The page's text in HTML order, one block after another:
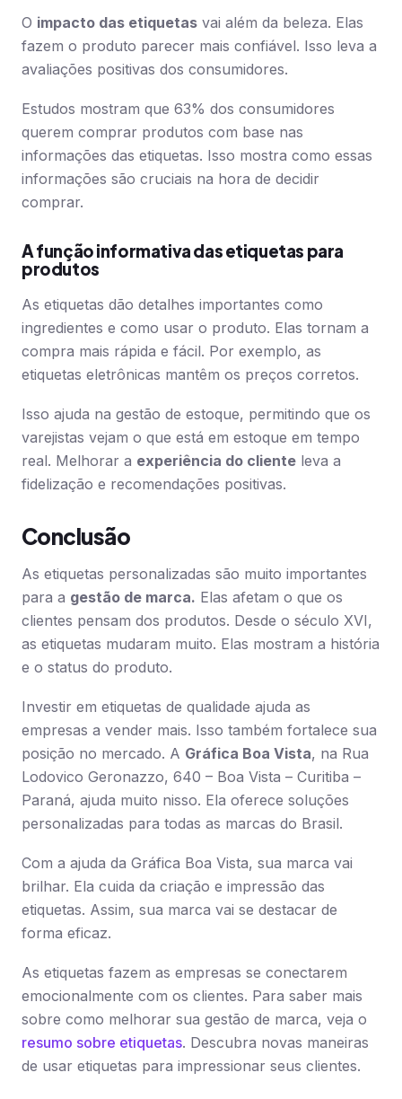
O impacto das etiquetas vai além da beleza. Elas
fazem o produto parecer mais confiável. Isso leva a
avaliações positivas dos consumidores.
Estudos mostram que 63% dos consumidores
querem comprar produtos com base nas
informações das etiquetas. Isso mostra como essas
informações são cruciais na hora de decidir
comprar.
A função informativa das etiquetas para
produtos
As etiquetas dão detalhes importantes como
ingredientes e como usar o produto. Elas tornam a
compra mais rápida e fácil. Por exemplo, as
etiquetas eletrônicas mantêm os preços corretos.
Isso ajuda na gestão de estoque, permitindo que os
varejistas vejam o que está em estoque em tempo
real. Melhorar a experiência do cliente leva a
fidelização e recomendações positivas.
Conclusão
As etiquetas personalizadas são muito importantes
para a gestão de marca. Elas afetam o que os
clientes pensam dos produtos. Desde o século XVI,
as etiquetas mudaram muito. Elas mostram a história
e o status do produto.
Investir em etiquetas de qualidade ajuda as
empresas a vender mais. Isso também fortalece sua
posição no mercado. A Gráfica Boa Vista, na Rua
Lodovico Geronazzo, 640 – Boa Vista – Curitiba –
Paraná, ajuda muito nisso. Ela oferece soluções
personalizadas para todas as marcas do Brasil.
Com a ajuda da Gráfica Boa Vista, sua marca vai
brilhar. Ela cuida da criação e impressão das
etiquetas. Assim, sua marca vai se destacar de
forma eficaz.
As etiquetas fazem as empresas se conectarem
emocionalmente com os clientes. Para saber mais
sobre como melhorar sua gestão de marca, veja o
resumo sobre etiquetas. Descubra novas maneiras
de usar etiquetas para impressionar seus clientes.